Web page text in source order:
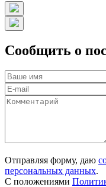
Сообщить о
Отправляя форму, даю
персональных данных.
С положениями